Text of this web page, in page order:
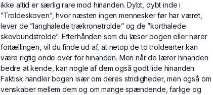
ikke altid er særlig rare mod hinanden. Dybt, dybt inde i
”Troldeskoven”, hvor næsten ingen mennesker før har været,
lever de ”langhalede trækronetrolde” og de ”korthalede
skovbundstrolde”. Efterhånden som du læser bogen eller hører
fortællingen, vil du finde ud af, at netop de to troldearter kan
være rigtig onde over for hinanden. Men når de lærer hinanden
bedre at kende, kan nogle af dem også godt lide hinanden.
Faktisk handler bogen især om deres stridigheder, men også om
venskaber mellem dem og om mange spændende, farlige og